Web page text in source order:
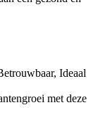
Ideaal
met deze